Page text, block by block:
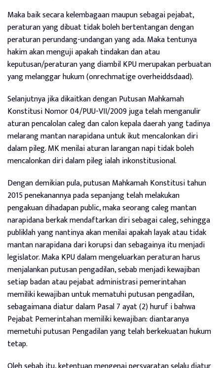
Maka baik secara kelembagaan maupun sebagai pejabat,
peraturan yang dibuat tidak boleh bertentangan dengan
peraturan perundang-undangan yang ada. Maka tentunya
hakim akan menguji apakah tindakan dan atau
keputusan/peraturan yang diambil KPU merupakan perbuatan
yang melanggar hukum (onrechmatige overheiddsdaad).
Selanjutnya jika dikaitkan dengan Putusan Mahkamah
Konstitusi Nomor 04/PUU-VII/2009 juga telah menganulir
aturan pencalolan caleg dan calon kepala daerah yang tadinya
melarang mantan narapidana untuk ikut mencalonkan diri
dalam pileg. MK menilai aturan larangan napi tidak boleh
mencalonkan diri dalam pileg ialah inkonstitusional.
Dengan demikian pula, putusan Mahkamah Konstitusi tahun
2015 penekanannya pada sepanjang telah melakukan
pengakuan dihadapan public, maka seorang caleg mantan
narapidana berkak mendaftarkan diri sebagai caleg, sehingga
publiklah yang nantinya akan menilai apakah layak atau tidak
mantan narapidana dari korupsi dan sebagainya itu menjadi
legislator. Maka KPU dalam mengeluarkan peraturan harus
menjalankan putusan pengadilan, sebab menjadi kewajiban
setiap badan atau pejabat administrasi pemerintahan
memiliki kewajiban untuk mematuhi putusan pengadilan,
sebagaimana diatur dalam Pasal 7 ayat (2) huruf i bahwa
Pejabat Pemerintahan memiliki kewajiban: diantaranya
memetuhi putusan Pengadilan yang telah berkekuatan hukum
tetap.